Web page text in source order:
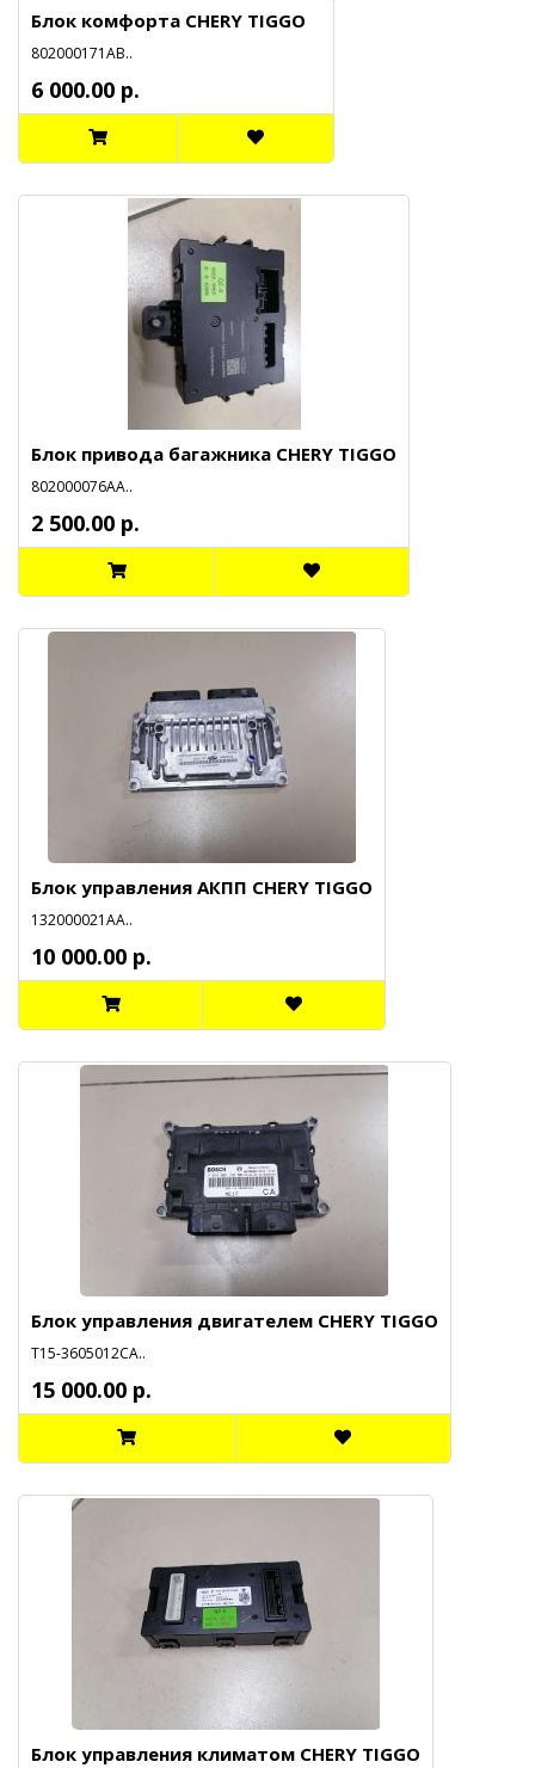
Блок комфорта CHERY TIGGO
802000171АВ..
6 000.00 р.
Блок привода багажника CHERY TIGGO
802000076АА..
2 500.00 р.
Блок управления АКПП CHERY TIGGO
132000021АА..
10 000.00 р.
Блок управления двигателем CHERY TIGGO
Т15-3605012СА..
15 000.00 р.
Блок управления климатом CHERY TIGGO